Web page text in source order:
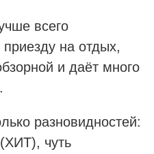
всего
приезду на отдых,
и даёт много
разновидностей:
чуть